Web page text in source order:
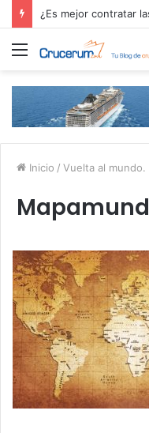
Menú
Inicio / Vuelta al mundo.